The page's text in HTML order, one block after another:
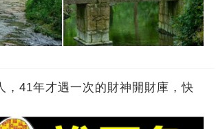
，41年才遇一次的財神開財庫，快